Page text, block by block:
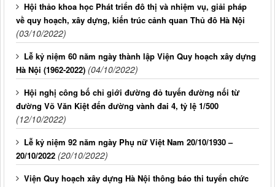
Hội thảo khoa học Phát triển đô thị và nhiệm vụ, giải pháp
về quy hoạch, xây dựng, kiến trúc cảnh quan Thủ đô Hà Nội
(03/10/2022)
Lễ kỷ niệm 60 năm ngày thành lập Viện Quy hoạch xây dựng
Hà Nội (1962-2022) (04/10/2022)
Hội nghị công bố chỉ giới đường đỏ tuyến đường nối từ
đường Võ Văn Kiệt đến đường vành đai 4, tỷ lệ 1/500
(12/10/2022)
Lễ kỷ niệm 92 năm ngày Phụ nữ Việt Nam 20/10/1930 –
20/10/2022 (20/10/2022)
Viện Quy hoạch xây dựng Hà Nội thông báo thi tuyển chức